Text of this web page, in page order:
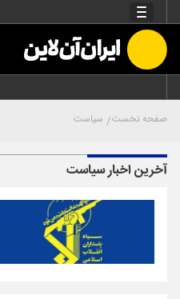
صفحه نخست سیاست
آخرین اخبار سیاست